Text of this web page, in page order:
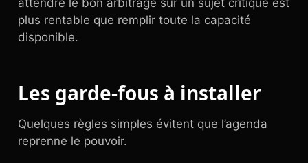
attendre le bon arbitrage sur un sujet critique est
plus rentable que remplir toute la capacité
disponible.
Les garde-fous à installer
Quelques règles simples évitent que l’agenda
reprenne le pouvoir.